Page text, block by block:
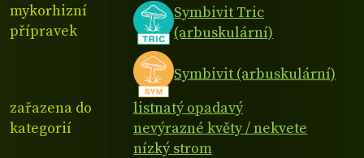
mykorhizní
přípravek
Symbivit Tric
(arbuskulární)
Symbivit (arbuskulární)
zařazena do
kategorií
listnatý opadavý
nevýrazné květy / nekvete
nízký strom